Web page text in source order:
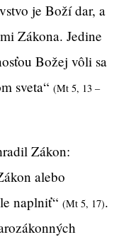
je Boží dar, a
Zákona. Jedine
Božej vôli sa
sveta“ (Mt 5, 13 –
Zákon:
alebo
naplniť“ (Mt 5, 17).